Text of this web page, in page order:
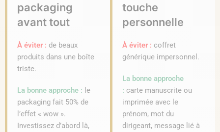
packaging
avant tout
À éviter : de beaux
produits dans une boîte
triste.
La bonne approche : le
packaging fait 50% de
l’effet « wow ».
Investissez d’abord là,
touche
personnelle
À éviter : coffret
générique impersonnel.
La bonne approche
: carte manuscrite ou
imprimée avec le
prénom, mot du
dirigeant, message lié à